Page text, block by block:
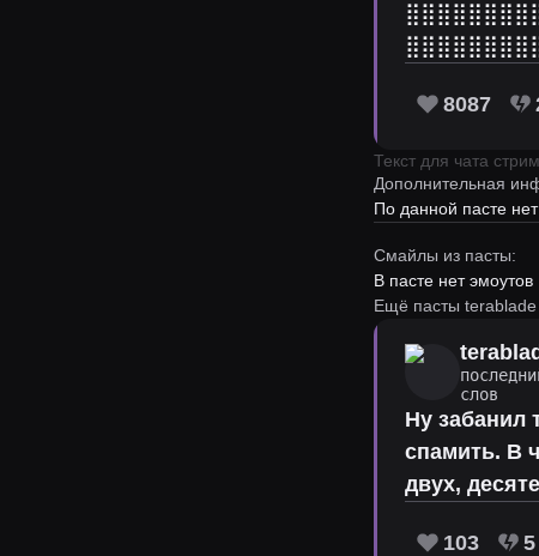
8087
Текст для чата
Дополнительная
По данной пасте
Смайлы из пасты:
В пасте нет эмоутов
Ещё пасты terablade
слов
Ну забанил
спамить. В
двух,
103 5